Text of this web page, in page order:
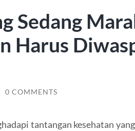
Sedang
Harus
0 COMMENTS
tantangan kesehatan